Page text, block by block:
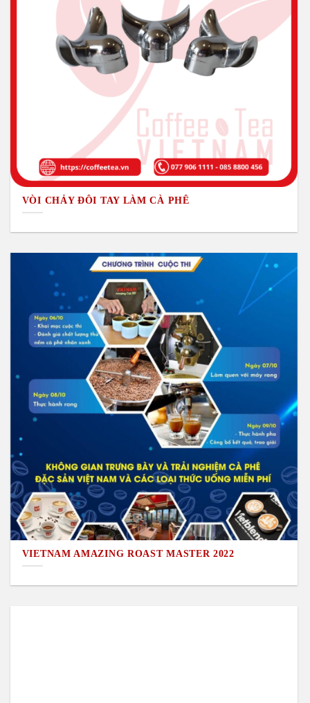
VÒI CHẢY ĐÔI TAY LÀM CÀ PHÊ
VIETNAM AMAZING ROAST MASTER 2022